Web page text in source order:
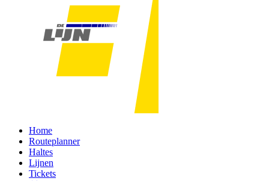
Home
Routeplanner
Haltes
Lijnen
Tickets